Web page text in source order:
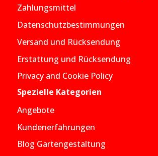
Zahlungsmittel
Datenschutzbestimmungen
Versand und Rücksendung
Erstattung und Rücksendung
Privacy and Cookie Policy
Spezielle Kategorien
Angebote
Kundenerfahrungen
Blog Gartengestaltung